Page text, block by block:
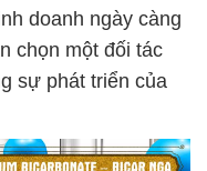
doanh ngày càng
chọn một đối tác
sự phát triển của